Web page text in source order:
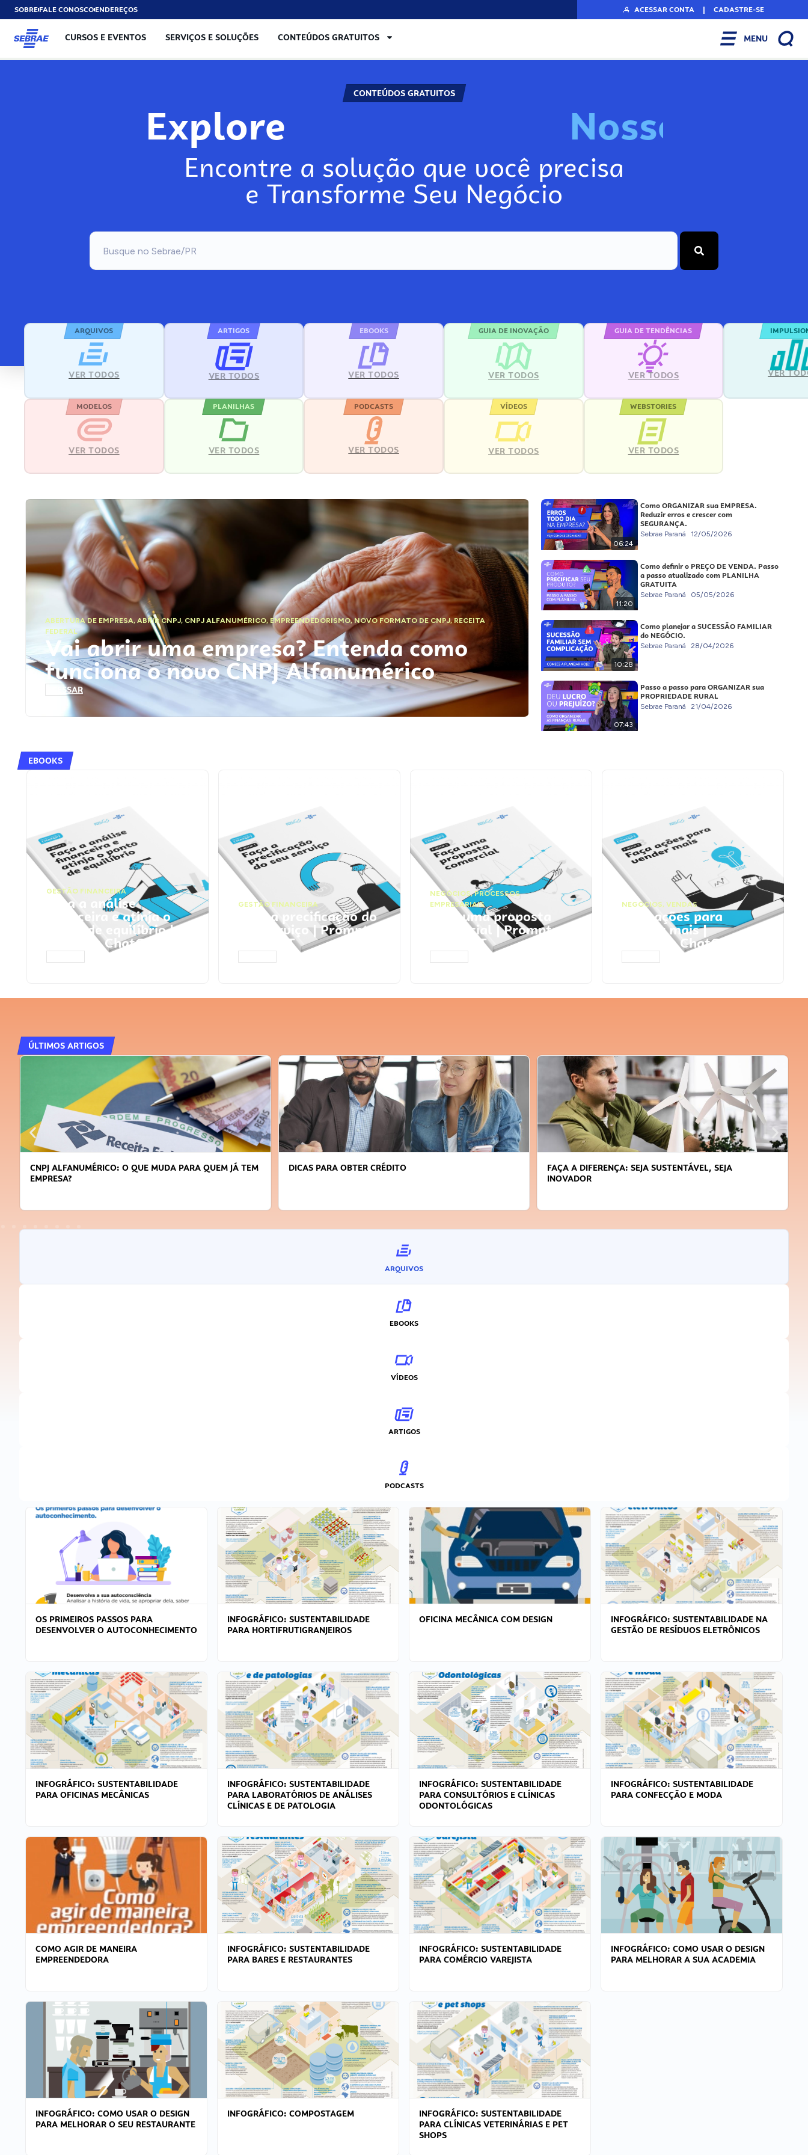
SOBREFALE CONOSCOENDEREÇOS ACESSAR CONTA | CADASTRE-SE
CURSOS E EVENTOS SERVIÇOS E SOLUÇÕES CONTEÚDOS GRATUITOS MENU
CONTEÚDOS GRATUITOS
Explore Nosso
Encontre a solução que você precisa
e Transforme Seu Negócio
ARQUIVOS
VER TODOS
ARTIGOS
VER TODOS
EBOOKS
VER TODOS
GUIA DE INOVAÇÃO
VER TODOS
GUIA DE TENDÊNCIAS
VER TODOS VER
MODELOS
VER TODOS
PLANILHAS
VER TODOS
PODCASTS
VER TODOS
VÍDEOS
VER TODOS
WEBSTORIES
VER TODOS
ABERTURA DE EMPRESA,ABRIR CNPJ, CNPJ ALFANUMÉRICO, EMPREENDEDORISMO,NOVO FORMATO DE CNPJ,RECEITA
FEDERAL
Vai abrir uma empresa? Entenda como
funciona o novo CNPJ Alfanumérico
ACESSAR
06:24
Como ORGANIZAR sua EMPRESA.
Reduzir erros e crescer com
SEGURANÇA.
Sebrae Paraná 12/05/2026
11:20
Como definir o PREÇO DE VENDA. Passo
a passo atualizado com PLANILHA
GRATUITA
Sebrae Paraná 05/05/2026
10:28
Como planejar a SUCESSÃO FAMILIAR
do NEGÓCIO.
Sebrae Paraná 28/04/2026
07:43
Passo a passo para ORGANIZAR sua
PROPRIEDADE RURAL
Sebrae Paraná 21/04/2026
EBOOKS
GESTÃO FINANCEIRA
Faça a análise
financeira e atinja o
ponto de equilíbrio |
Prompts ChatGPT
GESTÃO FINANCEIRA
Faça a precificação do
seu serviço | Prompts
ChatGPT
NEGÓCIOS,PROCESSOS
EMPRESARIAIS
Faça uma proposta
comercial | Prompts
ChatGPT
NEGÓCIOS, VENDAS
Faça ações para
vender mais |
Prompts ChatGPT
ÚLTIMOS ARTIGOS
CNPJ ALFANUMÉRICO: O QUE MUDA PARA QUEM JÁ TEM
EMPRESA?
DICAS PARA OBTER CRÉDITO
FAÇA A DIFERENÇA: SEJA SUSTENTÁVEL, SEJA
INOVADOR
ARQUIVOS
EBOOKS
VÍDEOS
ARTIGOS
PODCASTS
OS PRIMEIROS PASSOS PARA
DESENVOLVER O AUTOCONHECIMENTO
INFOGRÁFICO: SUSTENTABILIDADE
PARA HORTIFRUTIGRANJEIROS
OFICINA MECÂNICA COM DESIGN
INFOGRÁFICO: SUSTENTABILIDADE NA
GESTÃO DE RESÍDUOS ELETRÔNICOS
INFOGRÁFICO: SUSTENTABILIDADE
PARA OFICINAS MECÂNICAS
INFOGRÁFICO: SUSTENTABILIDADE
PARA LABORATÓRIOS DE ANÁLISES
CLÍNICAS E DE PATOLOGIA
INFOGRÁFICO: SUSTENTABILIDADE
PARA CONSULTÓRIOS E CLÍNICAS
ODONTOLÓGICAS
INFOGRÁFICO: SUSTENTABILIDADE
PARA CONFECÇÃO E MODA
COMO AGIR DE MANEIRA
EMPREENDEDORA
INFOGRÁFICO: SUSTENTABILIDADE
PARA BARES E RESTAURANTES
INFOGRÁFICO: SUSTENTABILIDADE
PARA COMÉRCIO VAREJISTA
INFOGRÁFICO: COMO USAR O DESIGN
PARA MELHORAR A SUA ACADEMIA
INFOGRÁFICO: COMO USAR O DESIGN
PARA MELHORAR O SEU RESTAURANTE
INFOGRÁFICO: COMPOSTAGEM
INFOGRÁFICO: SUSTENTABILIDADE
PARA CLÍNICAS VETERINÁRIAS E PET
SHOPS